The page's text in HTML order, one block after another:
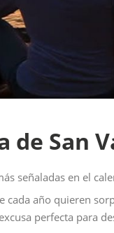
de San
señaladas en el
cada año quieren
perfecta para